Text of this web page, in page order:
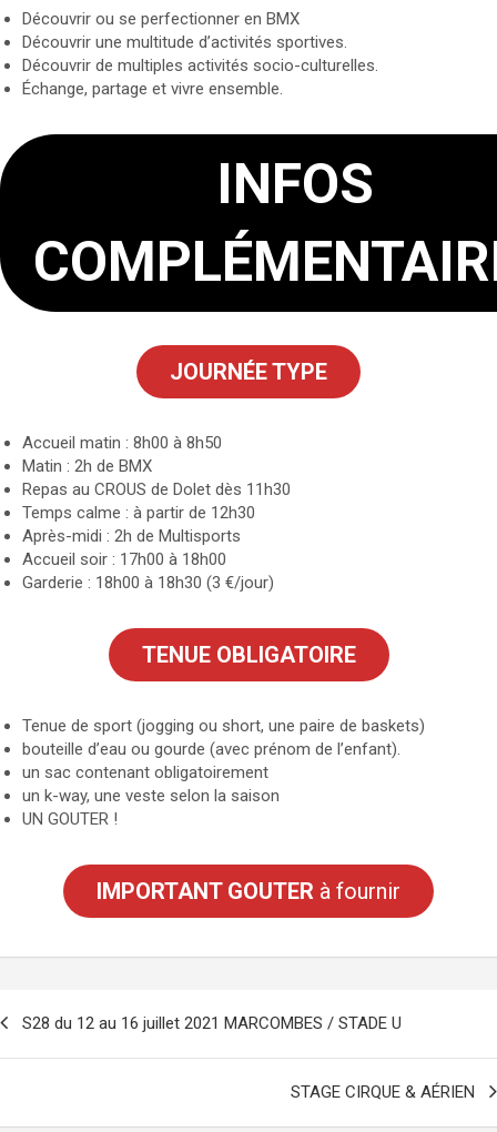
Découvrir ou se perfectionner en BMX
Découvrir une multitude d’activités sportives.
Découvrir de multiples activités socio-culturelles.
Échange, partage et vivre ensemble.
INFOS
JOURNÉE TYPE
Accueil matin : 8h00 à 8h50
Matin : 2h de BMX
Repas au CROUS de Dolet dès 11h30
Temps calme : à partir de 12h30
Après-midi : 2h de Multisports
Accueil soir : 17h00 à 18h00
Garderie : 18h00 à 18h30 (3 €/jour)
TENUE OBLIGATOIRE
Tenue de sport (jogging ou short, une paire de baskets)
bouteille d’eau ou gourde (avec prénom de l’enfant).
un sac contenant obligatoirement
un k-way, une veste selon la saison
UN GOUTER !
IMPORTANT GOUTER à fournir
S28 du 12 au 16 juillet 2021 MARCOMBES / STADE U
STAGE CIRQUE & AÉRIEN